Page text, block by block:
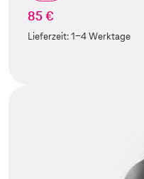
85 €
Lieferzeit:1-4 Werktage